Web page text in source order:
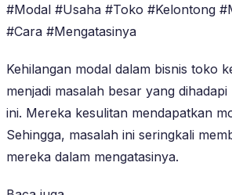
#Modal #Usaha #Toko #Kelontong
#Cara #Mengatasinya
Kehilangan modal dalam bisnis toko
menjadi masalah besar yang
ini. Mereka kesulitan mendapatkan
Sehingga, masalah ini seringkali
mereka dalam mengatasinya.